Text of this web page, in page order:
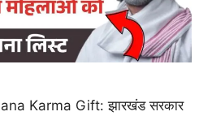
Karma Gift: झारखंड सरकार